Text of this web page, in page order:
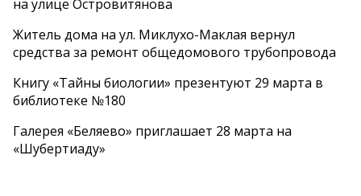
на улице Островитянова
Житель дома на ул. Миклухо-Маклая вернул
средства за ремонт общедомового трубопровода
Книгу «Тайны биологии» презентуют 29 марта в
библиотеке №180
Галерея «Беляево» приглашает 28 марта на
«Шубертиаду»